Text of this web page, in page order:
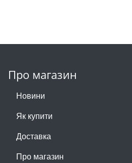
Про магазин
Новини
Як купити
Доставка
Про магазин